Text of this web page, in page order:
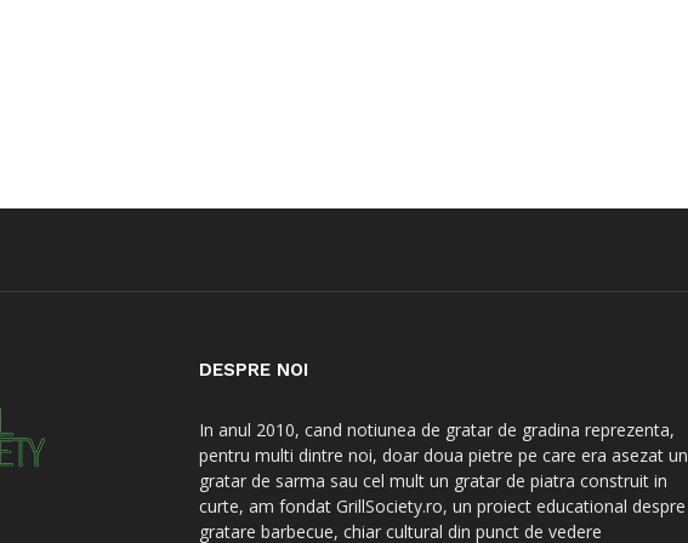
DESPRE NOI
In anul 2010, cand notiunea de gratar de gradina reprezenta,
pentru multi dintre noi, doar doua pietre pe care era asezat un
gratar de sarma sau cel mult un gratar de piatra construit in
curte, am fondat GrillSociety.ro, un proiect educational despre
gratare barbecue, chiar cultural din punct de vedere